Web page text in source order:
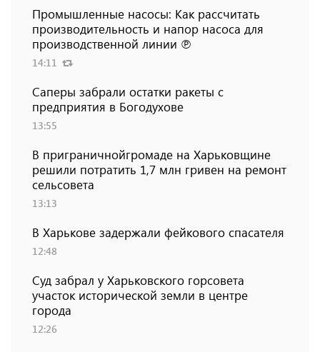
Промышленные насосы: Как рассчитать
производительность и напор насоса для
производственной линии ℗
14:11
Саперы забрали остатки ракеты с
предприятия в Богодухове
13:55
В приграничнойгромаде на Харьковщине
решили потратить 1,7 млн ​​гривен на ремонт
сельсовета
13:13
В Харькове задержали фейкового спасателя
12:48
Суд забрал у Харьковского горсовета
участок исторической земли в центре
города
12:26